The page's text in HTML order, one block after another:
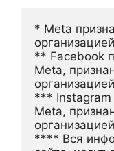
* Meta
** Facebook
Meta,
*** Instagram
Meta,
**** Вся